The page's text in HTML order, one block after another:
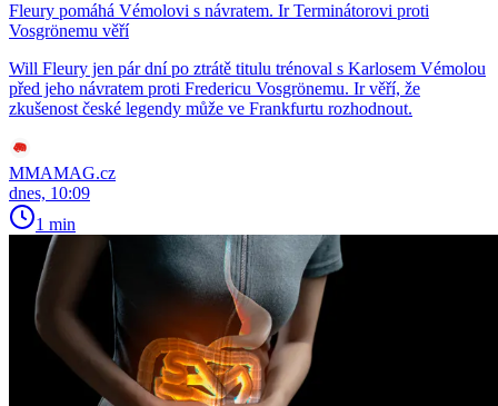
Fleury pomáhá Vémolovi s návratem. Ir Terminátorovi proti
Vosgrönemu věří
Will Fleury jen pár dní po ztrátě titulu trénoval s Karlosem Vémolou
před jeho návratem proti Fredericu Vosgrönemu. Ir věří, že
zkušenost české legendy může ve Frankfurtu rozhodnout.
MMAMAG.cz
dnes, 10:09
1 min